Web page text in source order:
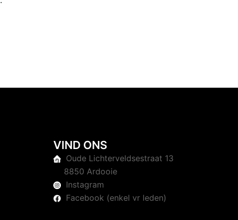
VIND ONS
Oude Lichterveldsestraat 13
8850 Ardooie
Instagram
Facebook (enkel vr leden)